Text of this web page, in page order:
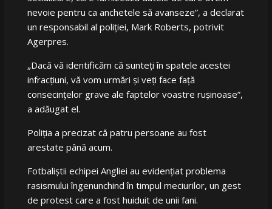
nevoie pentru ca anchetele să avanseze”, a declarat
un responsabil al poliţiei, Mark Roberts, potrivit
Agerpres.
„Dacă vă identificăm că sunteţi în spatele acestei
infracţiuni, vă vom urmări şi veţi face faţă
consecinţelor grave ale faptelor voastre ruşinoase”,
a adăugat el.
Poliţia a precizat că patru persoane au fost
arestate până acum.
Fotbaliştii echipei Angliei au evidenţiat problema
rasismului îngenunchind în timpul meciurilor, un gest
de protest care a fost huiduit de unii fani.